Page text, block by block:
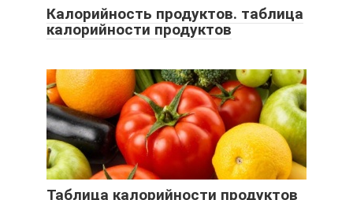
Калорийность продуктов. таблица
калорийности продуктов
Таблица калорийности продуктов